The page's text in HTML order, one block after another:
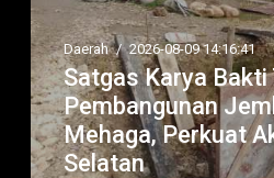
Daerah / 2026-08-09 14:16:41
Satgas Karya Bakti
Pembangunan
Mehaga, Perkuat
Selatan